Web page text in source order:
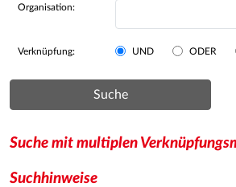
Organisation:
Verknüpfung: UND ODER
Suche
Suche mit multiplen
Suchhinweise